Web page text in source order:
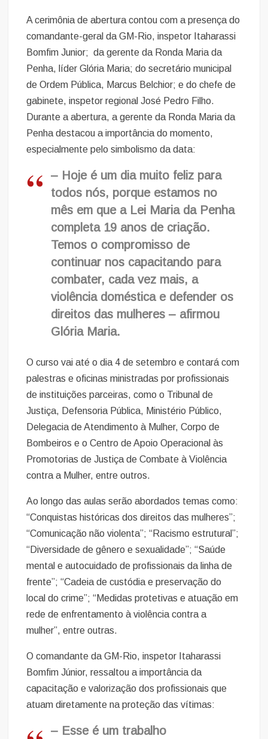
A cerimônia de abertura contou com a presença do
comandante-geral da GM-Rio, inspetor Itaharassi
Bomfim Junior; da gerente da Ronda Maria da
Penha, líder Glória Maria; do secretário municipal
de Ordem Pública, Marcus Belchior; e do chefe de
gabinete, inspetor regional José Pedro Filho.
Durante a abertura, a gerente da Ronda Maria da
Penha destacou a importância do momento,
especialmente pelo simbolismo da data:
– Hoje é um dia muito feliz para
todos nós, porque estamos no
mês em que a Lei Maria da Penha
completa 19 anos de criação.
Temos o compromisso de
continuar nos capacitando para
combater, cada vez mais, a
violência doméstica e defender os
direitos das mulheres – afirmou
Glória Maria.
O curso vai até o dia 4 de setembro e contará com
palestras e oficinas ministradas por profissionais
de instituições parceiras, como o Tribunal de
Justiça, Defensoria Pública, Ministério Público,
Delegacia de Atendimento à Mulher, Corpo de
Bombeiros e o Centro de Apoio Operacional às
Promotorias de Justiça de Combate à Violência
contra a Mulher, entre outros.
Ao longo das aulas serão abordados temas como:
“Conquistas históricas dos direitos das mulheres”;
“Comunicação não violenta”; “Racismo estrutural”;
“Diversidade de gênero e sexualidade”; “Saúde
mental e autocuidado de profissionais da linha de
frente”; “Cadeia de custódia e preservação do
local do crime”; “Medidas protetivas e atuação em
rede de enfrentamento à violência contra a
mulher”, entre outras.
O comandante da GM-Rio, inspetor Itaharassi
Bomfim Júnior, ressaltou a importância da
capacitação e valorização dos profissionais que
atuam diretamente na proteção das vítimas:
– Esse é um trabalho